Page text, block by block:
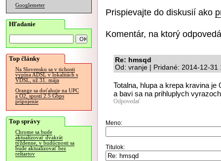
Googlemeter
Hľadanie
Top články
Na Slovensku sa v tichosti
vypína ADSL v lokalitách s
VDSL, už 31. mája
Orange sa doťahuje na UPC
a O2, spustí 2.5 Gbps
pripojenie
Top správy
Chrome sa bude
aktualizovať dvakrát
týždenne, v budúcnosti sa
bude aktualizovať bez
reštartov
Prispievajte do diskusií ako
Komentár, na ktorý
Re: hmsqd
Od: vranje | Pridané: 2014-12-31
Totalna, hlupa a krepa kravina
a bavi sa na prihluplych
Odpovedať
Meno:
Titulok: